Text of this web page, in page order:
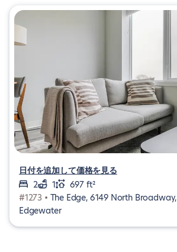
日付を追加して価格を見る
2
1
697 ft²
#1273 • The Edge, 6149 North Broadway,
Edgewater